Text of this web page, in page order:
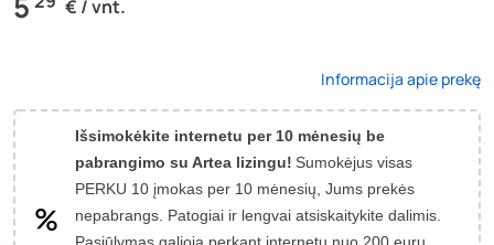
€ / vnt.
Informacija apie prekę
Išsimokėkite internetu per 10 mėnesių be
pabrangimo su Artea lizingu! Sumokėjus visas
PERKU 10 įmokas per 10 mėnesių, Jums prekės
nepabrangs. Patogiai ir lengvai atsiskaitykite dalimis.